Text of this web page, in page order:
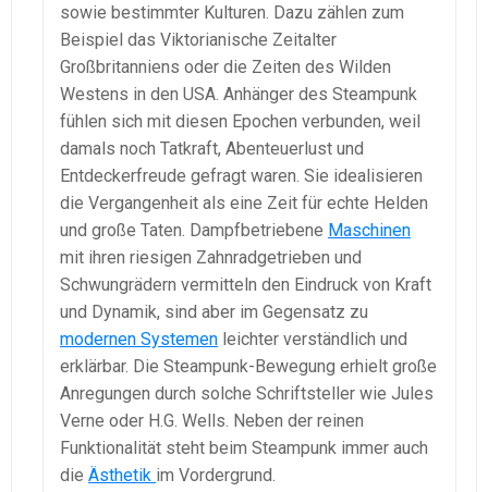
sowie bestimmter Kulturen. Dazu zählen zum
Beispiel das Viktorianische Zeitalter
Großbritanniens oder die Zeiten des Wilden
Westens in den USA. Anhänger des Steampunk
fühlen sich mit diesen Epochen verbunden, weil
damals noch Tatkraft, Abenteuerlust und
Entdeckerfreude gefragt waren. Sie idealisieren
die Vergangenheit als eine Zeit für echte Helden
und große Taten. Dampfbetriebene Maschinen
mit ihren riesigen Zahnradgetrieben und
Schwungrädern vermitteln den Eindruck von Kraft
und Dynamik, sind aber im Gegensatz zu
modernen Systemen leichter verständlich und
erklärbar. Die Steampunk-Bewegung erhielt große
Anregungen durch solche Schriftsteller wie Jules
Verne oder H.G. Wells. Neben der reinen
Funktionalität steht beim Steampunk immer auch
die Ästhetik im Vordergrund.